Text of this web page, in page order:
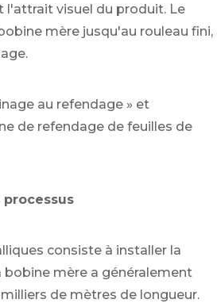
l'attrait visuel du produit. Le
mère jusqu'au rouleau fini,
au refendage » et
de refendage de feuilles de
consiste à installer la
bobine mère a généralement
de mètres de longueur.